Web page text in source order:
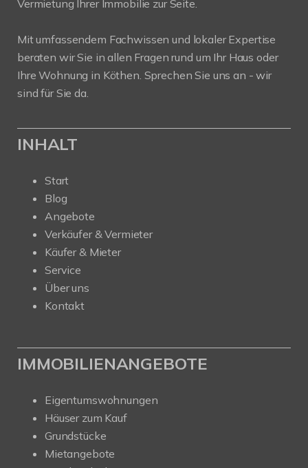
Vermietung Ihrer Immobilie zur Seite.
Mit umfassendem Fachwissen und lokaler Expertise
beraten wir Sie in allen Fragen rund um Ihr Haus oder
Ihre Wohnung in Köthen. Sprechen Sie uns an - wir
sind für Sie da.
INHALT
Start
Blog
Angebote
Verkäufer & Vermieter
Käufer & Mieter
Service
Über uns
Kontakt
IMMOBILIENANGEBOTE
Eigentumswohnungen
Häuser zum Kauf
Grundstücke
Mietangebote